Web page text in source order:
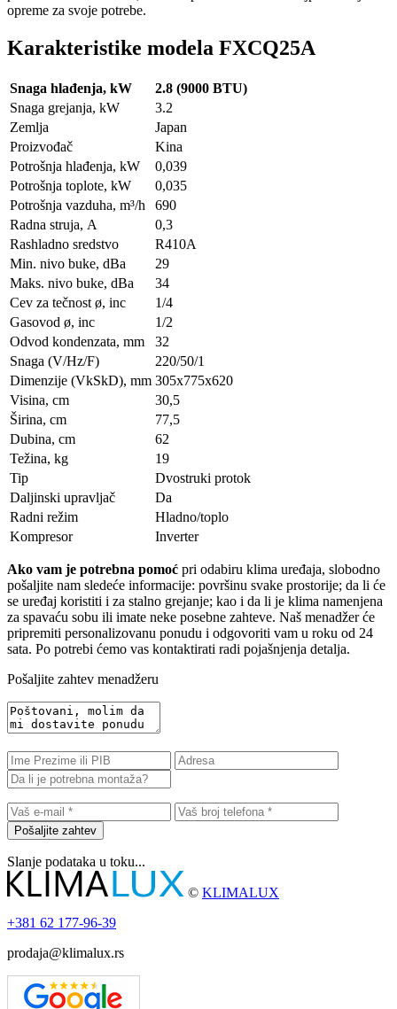
opreme za svoje potrebe.
Karakteristike modela FXCQ25A
Snaga hlađenja, kW
2.8 (9000 BTU)
Snaga grejanja, kW
3.2
Zemlja
Japan
Proizvođač
Kina
Potrošnja hlađenja, kW
0,039
Potrošnja toplote, kW
0,035
Potrošnja vazduha, m³/h
690
Radna struja, А
0,3
Rashladno sredstvo
R410A
Min. nivo buke, dBa
29
Maks. nivo buke, dBa
34
Cev za tečnost ø, inc
1/4
Gasovod ø, inc
1/2
Odvod kondenzata, mm
32
Snaga (V/Hz/F)
220/50/1
Dimenzije (VkSkD), mm 305x775x620
Visina, сm
30,5
Širina, сm
77,5
Dubina, сm
62
Težina, kg
19
Tip
Dvostruki protok
Daljinski upravljač
Da
Radni režim
Hladno/toplo
Kompresor
Inverter
Ako vam je potrebna pomoć pri odabiru klima uređaja, slobodno
pošaljite nam sledeće informacije: površinu svake prostorije; da li će
se uređaj koristiti i za stalno grejanje; kao i da li je klima namenjena
za spavaću sobu ili imate neke posebne zahteve. Naš menadžer će
pripremiti personalizovanu ponudu i odgovoriti vam u roku od 24
sata. Po potrebi ćemo vas kontaktirati radi pojašnjenja detalja.
Pošaljite zahtev menadžeru
Pošaljite zahtev
Slanje podataka u toku...
© KLIMALUX
+381 62 177-96-39
prodaja@klimalux.rs